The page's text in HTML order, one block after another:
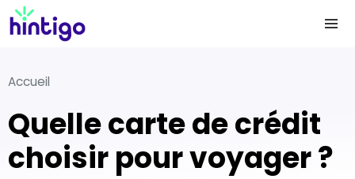
Accueil
Quelle carte de crédit
choisir pour voyager ?